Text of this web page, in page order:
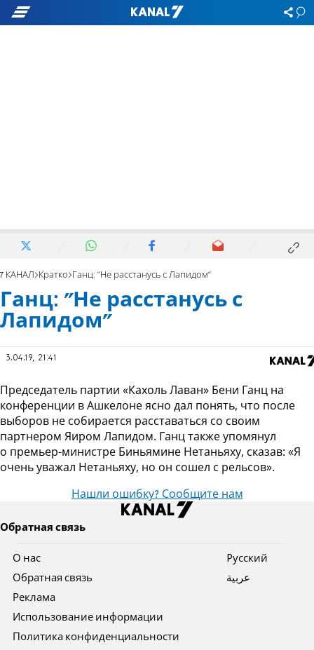
7 КАНАЛ Кратко Ганц: "Не расстанусь с Лапидом"
Ганц: "Не расстанусь с
Лапидом"
3.04.19, 21:41
Председатель партии «Кахоль Лаван» Бени Ганц на
конференции в Ашкелоне ясно дал понять, что после
выборов не собирается расставаться со своим
партнером Яиром Лапидом. Ганц также упомянул
о премьер-министре Биньямине Нетаньяху, сказав: «Я
очень уважал Нетаньяху, но он сошел с рельсов».
Нашли ошибку? Сообщите нам
Обратная связь
О нас
Обратная связь
Реклама
Использование информации
Политика конфиденциальности
Pусский
عربية